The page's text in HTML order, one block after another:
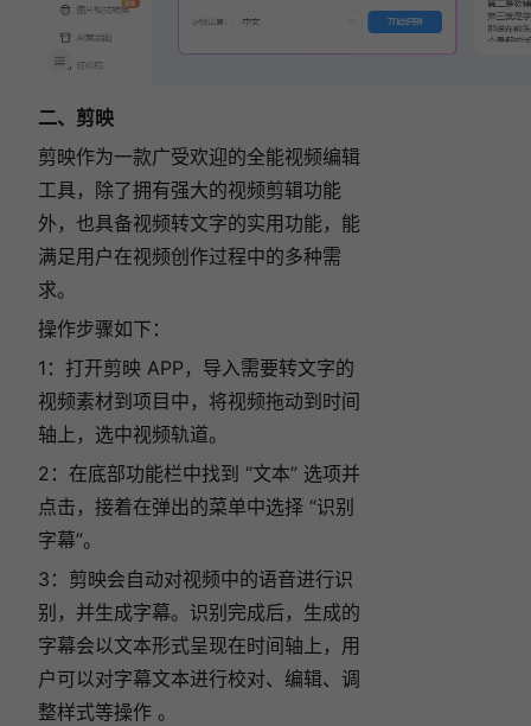
二、剪映
剪映作为一款广受欢迎的全能视频编辑
工具，除了拥有强大的视频剪辑功能
外，也具备视频转文字的实用功能，能
满足用户在视频创作过程中的多种需
求。
操作步骤如下：
1：打开剪映 APP，导入需要转文字的
视频素材到项目中， 将视频拖动到时间
轴上，选中视频轨道。
2：在底部功能栏中找到 “文本” 选项并
点击，接着在弹出的菜单中选择 “识别
字幕”。
3：剪映会自动对视频中的语音进行识
别，并生成字幕。识别完成后，生成的
字幕会以文本形式呈现在时间轴上，用
户可以对字幕文本进行校对、编辑、调
整样式等操作 。